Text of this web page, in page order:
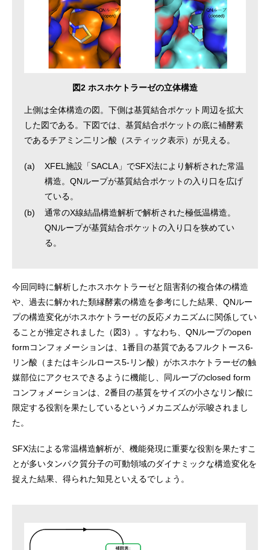
図2 ホスホケトラーゼの立体構造
上側は全体構造の図。下側は基質結合ポケット周辺を拡大
した図である。下図では、基質結合ポケットの底に補酵素
であるチアミン二リン酸（スティック表示）が見える。
(a)
XFEL施設「SACLA」でSFX法により解析された常温
構造。QNループが基質結合ポケットの入り口を広げ
ている。
(b)
通常のX線結晶構造解析で解析された極低温構造。
QNループが基質結合ポケットの入り口を狭めてい
る。
今回同時に解析したホスホケトラーゼと阻害剤の複合体の構造
や、過去に解かれた類縁酵素の構造を参考にした結果、QNルー
プの構造変化がホスホケトラーゼの反応メカニズムに関係してい
ることが推定されました（図3）。すなわち、QNループのopen
formコンフォメーションは、1番目の基質であるフルクトース6-
リン酸（またはキシルロース5-リン酸）がホスホケトラーゼの触
媒部位にアクセスできるように機能し、同ループのclosed form
コンフォメーションは、2番目の基質をサイズの小さなリン酸に
限定する役割を果たしているというメカニズムが示唆されまし
た。
SFX法による常温構造解析が、機能発現に重要な役割を果たすこ
とが多いタンパク質分子の可動領域のダイナミックな構造変化を
捉えた結果、得られた知見といえるでしょう。